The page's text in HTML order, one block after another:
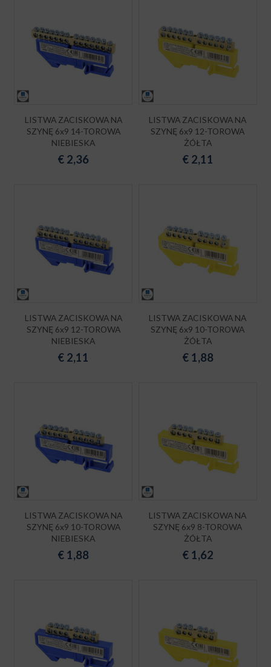
LISTWA ZACISKOWA NA
SZYNĘ 6x9 14-TOROWA
NIEBIESKA
€ 2,36
LISTWA ZACISKOWA NA
SZYNĘ 6x9 12-TOROWA
ŻÓŁTA
€ 2,11
LISTWA ZACISKOWA NA
SZYNĘ 6x9 12-TOROWA
NIEBIESKA
€ 2,11
LISTWA ZACISKOWA NA
SZYNĘ 6x9 10-TOROWA
ŻÓŁTA
€ 1,88
LISTWA ZACISKOWA NA
SZYNĘ 6x9 10-TOROWA
NIEBIESKA
€ 1,88
LISTWA ZACISKOWA NA
SZYNĘ 6x9 8-TOROWA
ŻÓŁTA
€ 1,62